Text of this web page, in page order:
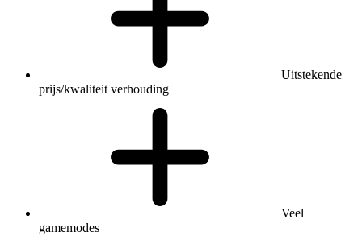
Uitstekende
prijs/kwaliteit verhouding
Veel
gamemodes